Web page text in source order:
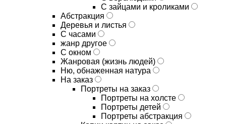
С зайцами и кроликами
Абстракция
Деревья и листья
С часами
жанр другое
С окном
Жанровая (жизнь людей)
Ню, обнаженная натура
На заказ
Портреты на заказ
Портреты на холсте
Портреты детей
Портреты абстракция